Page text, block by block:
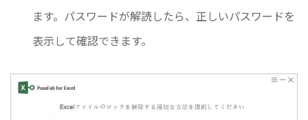
ます。パスワードが解読したら、正しいパスワードを
表示して確認できます。